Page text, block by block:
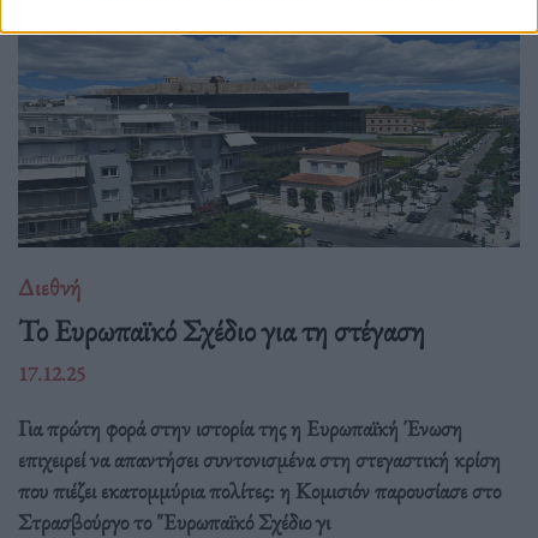
Διεθνή
Το Ευρωπαϊκό Σχέδιο για τη στέγαση
17.12.25
Για πρώτη φορά στην ιστορία της η Ευρωπαϊκή Ένωση
επιχειρεί να απαντήσει συντονισμένα στη στεγαστική κρίση
που πιέζει εκατομμύρια πολίτες: η Κομισιόν παρουσίασε στο
Στρασβούργο το "Ευρωπαϊκό Σχέδιο γι